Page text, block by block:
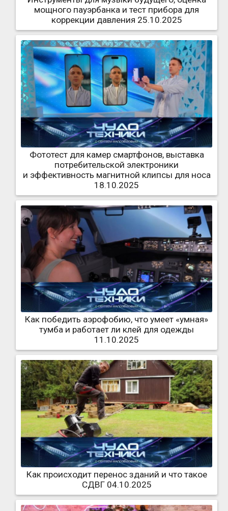
мощного пауэрбанка и тест прибора для
коррекции давления 25.10.2025
Фототест для камер смартфонов, выставка
потребительской электроники
и эффективность магнитной клипсы для носа
18.10.2025
Как победить аэрофобию, что умеет «умная»
тумба и работает ли клей для одежды
11.10.2025
Как происходит перенос зданий и что такое
СДВГ 04.10.2025